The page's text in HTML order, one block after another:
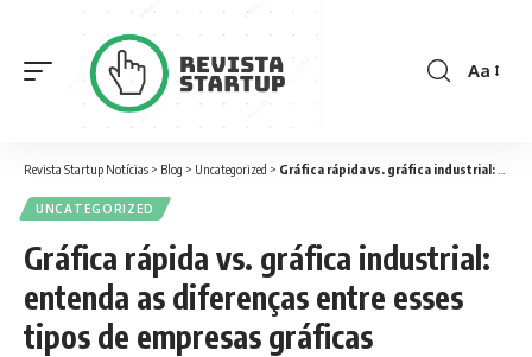
Font
Aa
Revista Startup Notícias > Blog > Uncategorized > Gráfica rápida vs. gráfica industrial: entenda as diferenças entre esses tipos de empresas gráficas
UNCATEGORIZED
Gráfica rápida vs. gráfica industrial:
entenda as diferenças entre esses
tipos de empresas gráficas